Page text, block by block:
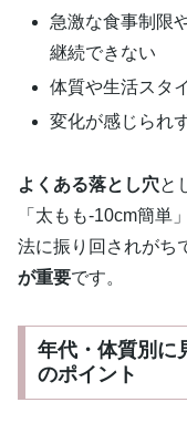
急激な食事制限
継続できない
体質や生活スタ
変化が感じられ
よくある落とし穴と
「太もも-10cm簡単
法に振り回されがち
が重要です。
年代・体質別に
のポイント